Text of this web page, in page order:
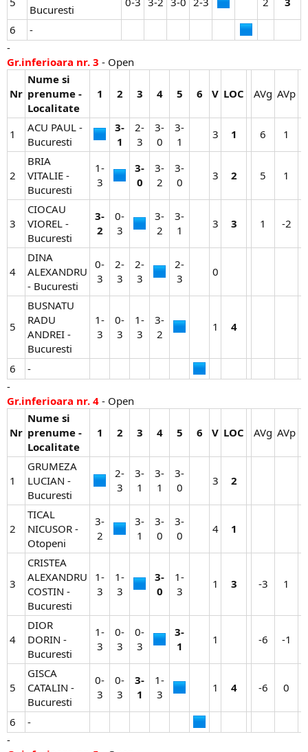
Bucuresti
6
-
-
Gr.inferioara nr. 3 - Open
Nr
Nume si
prenume -
Localitate
1 2 3 4 5 6 V LOC AVg​ AVp​
1
ACU PAUL -
Bucuresti
3-
1
2-
3​
3-
0​
3-
1​
3​ 1 6​ 1​
2
BRIA
VITALIE -
Bucuresti
1-
3​
3-
0
3-
2​
3-
0​
3​ 2 5​ 1​
3
CIOCAU
VIOREL -
Bucuresti
3-
2
0-
3​
3-
2​
3-
1​
3​ 3 1​ -2​
4
DINA
ALEXANDRU
- Bucuresti
0-
3​
2-
3​
2-
3​
2-
3​
0​
5
BUSNATU
RADU
ANDREI -
Bucuresti
1-
3​
0-
3​
1-
3​
3-
2​
1​ 4
6
-
-
Gr.inferioara nr. 4 - Open
Nr
Nume si
prenume -
Localitate
1 2 3 4 5 6 V LOC AVg​ AVp​
1
GRUMEZA
LUCIAN -
Bucuresti
2-
3​
3-
1​
3-
1​
3-
0​
3​ 2
2
TICAL
NICUSOR -
Otopeni
3-
2​
3-
1​
3-
0​
3-
0​
4​ 1
3
CRISTEA
ALEXANDRU
COSTIN -
Bucuresti
1-
3​
1-
3​
3-
0
1-
3​
1​ 3 -3​ 1​
4
DIOR
DORIN -
Bucuresti
1-
3​
0-
3​
0-
3​
3-
1
1​ -6​ -1​
5
GISCA
CATALIN -
Bucuresti
0-
3​
0-
3​
3-
1
1-
3​
1​ 4 -6​ 0​
6
-
-